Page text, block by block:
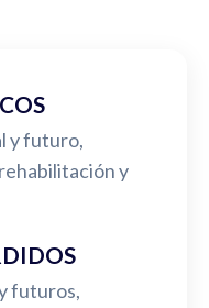
y futuro,
y
futuros,